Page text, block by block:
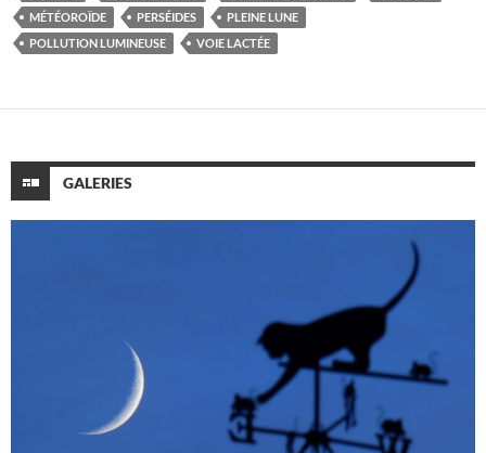
MÉTÉOROÏDE
PERSÉIDES
PLEINE LUNE
POLLUTION LUMINEUSE
VOIE LACTÉE
GALERIES